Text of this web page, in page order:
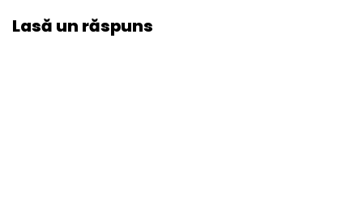
Lasă un răspuns